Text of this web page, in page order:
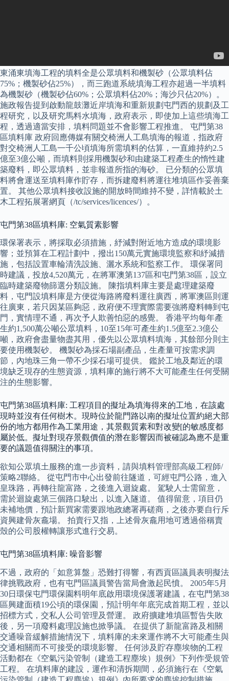
東涌東填海工程的填料全是公眾填料和機製砂（公眾填料佔
75%；機製砂佔25%），而三跑道系統填海工程亦超過一半填料
為機製砂（機製砂佔60%；公眾填料佔20%；海沙只佔20%）。
施政報告提到啟動龍鼓灘近岸填海和重新規劃屯門西的規劃及工
程研究，以及研究馬料水填海，政府表示，即使加上這些填海工
程，透過適當安排，填料問題並不會影響工程推進。 屯門第38
區填料庫 政府回應傳媒有關交椅洲人工島填海的報道，指政府
對交椅洲人工島一千公頃填海所需填料的估算，一直維持約2.5
億至3億公噸，而填料則採用機製砂和由建築工程產生的惰性建
築廢料，即公眾填料，並非報道所指的海砂。 已分類的公眾填
料將會運送至填料庫作貯存，而拆建廢料將運往堆填區作妥善棄
置。 其他公眾填料接收設施的開放時間維持不變，詳情載於土
木工程拓展署網頁（/tc/services/licences/）。
屯門第38區填料庫: 空氣質素影響
環保署表示，將採取必須措施，紓減對附近地方造成的環境影
響；並預算在工程計劃中，撥出150萬元實施環境監察和紓減措
施，包括設置車輪清洗設施、灑水系統和監察工作。 環保署同
時建議，投放4,520萬元，在將軍澳第137區和屯門第38區，設立
臨時建築廢物篩選分類設施。 陳指填料庫主要是處理建築廢
料，屯門設填料庫是方便從海路將廢料運往廣西，將軍澳區則運
往廣東，若只因某區夠惡，政府便不理實際需要強將廢料轉到屯
門，實情理不通，再次予人欺善怕惡的感覺。 香港平均每年產
生約1,500萬公噸公眾填料，10至15年可產生約1.5億至2.3億公
噸，政府會盡量物盡其用，優先以公眾填料填海，其餘部分則主
要使用機製砂。 機製砂為採石場副產品，生產量可按需求調
節，內地珠三角一帶不少採石場可提供。 鑑於工地及鄰近的環
境缺乏現存的生態資源，填料庫的施行將不大可能產生任何受關
注的生態影響。
屯門第38區填料庫: 工程項目的擬址為填海得來的工地，在該處
現時並沒有任何樹木。現時位於龍門路以南的擬址位置約絕大部
份的地方都用作為工業用途，其景觀質素和對改變[的敏感度都
屬於低。擬址對現存景觀價值的潛在影響因而被確認為應不是重
要的議題值得關注的事項。
欲知公眾填土服務的進一步資料，請與填料管理部高級工程師/
策略2聯絡。 從屯門市中心出發前往隧道，可經屯門公路，進入
皇珠路，再轉往龍富路，之後進入迴旋處。 駕駛人士需留意，
需於迴旋處第三個路口駛出，以進入隧道。 值得留意，項目仍
未補地價，預計新買家需要跟地政總署再磋商，之後亦要自行斥
資興建骨灰龕場。 拍賣行又指，上述骨灰龕用地可透過俗稱賣
殼的公司股權轉讓形式進行交易。
屯門第38區填料庫: 噪音影響
不過，政府的「如意算盤」恐難打得響，有西貢區議員表明擬法
律挑戰政府，也有屯門區議員警告當局會激起民憤。 2005年5月
30日環保屯門環保園料明年底啟用環境保護署建議，在屯門第38
區興建面積19公頃的環保園，預計明年年底完成首期工程，並以
招標方式，交私人公司管理及營運。 政府擴建堆填區暫告失敗
後，另一項廢料處理設施也掀爭議。 在提供了新龍富路及相關
交通噪音緩解措施情況下，填料庫的未來運作將不大可能產生與
交通相關而不可接受的環境影響。 任何涉及貯存塵埃物的工程
活動都在《空氣污染管制（建造工程塵埃）規例》下列作受規管
工程。 在填料庫的建設，運作和清拆期間，必須施行在《空氣